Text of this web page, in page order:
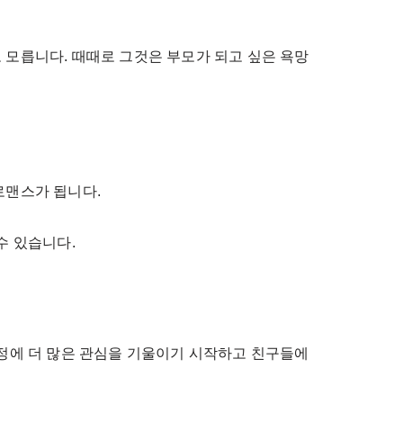
릅니다. 때때로 그것은 부모가 되고 싶은 욕망
맨스가 됩니다.
있습니다.
더 많은 관심을 기울이기 시작하고 친구들에